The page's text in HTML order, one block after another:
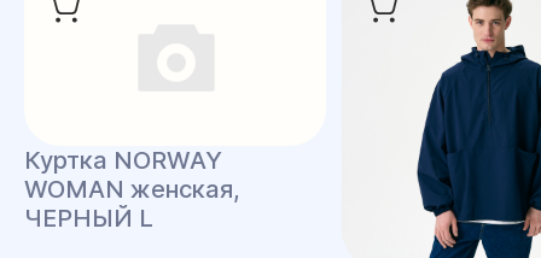
Куртка NORWAY
WOMAN женская,
ЧЕРНЫЙ L